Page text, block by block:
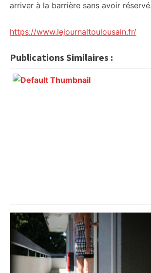
arriver à la barrière sans avoir réservé.
https://www.lejournaltoulousain.fr/
Publications Similaires :
Près de Toulouse : dans cette zone
économique, un axe majeur va être
fermé en fin de soirée, voici les
déviations – Actu.fr